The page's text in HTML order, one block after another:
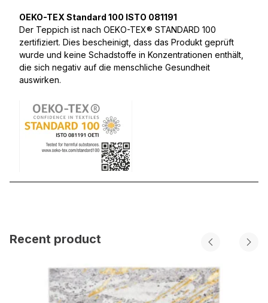
OEKO-TEX Standard 100 ISTO 081191
Der Teppich ist nach OEKO-TEX® STANDARD 100
zertifiziert. Dies bescheinigt, dass das Produkt geprüft
wurde und keine Schadstoffe in Konzentrationen enthält,
die sich negativ auf die menschliche Gesundheit
auswirken.
Recent product